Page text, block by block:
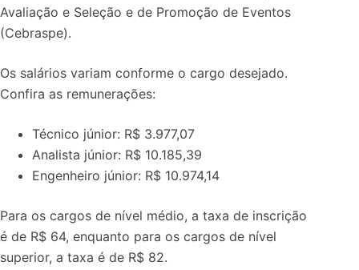
Avaliação e Seleção e de Promoção de Eventos
(Cebraspe).
Os salários variam conforme o cargo desejado.
Confira as remunerações:
Técnico júnior: R$ 3.977,07
Analista júnior: R$ 10.185,39
Engenheiro júnior: R$ 10.974,14
Para os cargos de nível médio, a taxa de inscrição
é de R$ 64, enquanto para os cargos de nível
superior, a taxa é de R$ 82.